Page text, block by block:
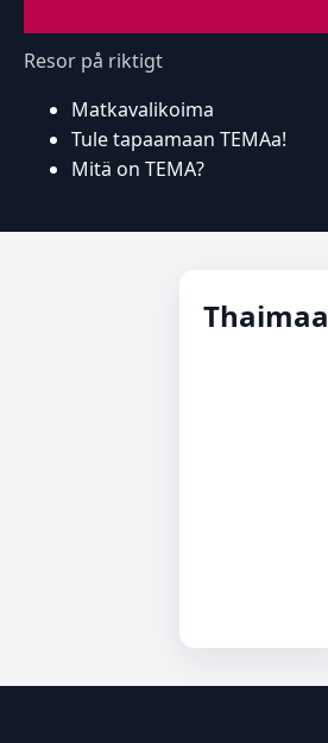
Resor på riktigt
Matkavalikoima
Tule tapaamaan TEMAa!
Mitä on TEMA?
Thaimaa